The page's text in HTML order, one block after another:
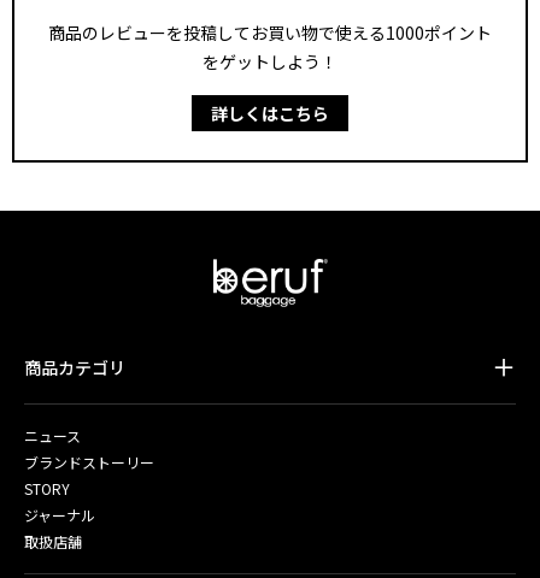
商品のレビューを投稿してお買い物で使える1000ポイント
をゲットしよう！
詳しくはこちら
商品カテゴリ
ニュース
ブランドストーリー
STORY
ジャーナル
取扱店舗